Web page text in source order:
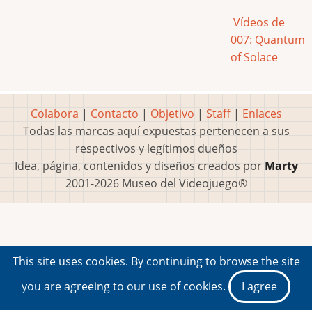
Vídeos de
007: Quantum
of Solace
Colabora | Contacto | Objetivo | Staff| Enlaces
Todas las marcas aquí expuestas pertenecen a sus
respectivos y legítimos dueños
Idea, página, contenidos y diseños creados por Marty
2001-2026 Museo del Videojuego®
This site uses cookies. By continuing to browse the site
you are agreeing to our use of cookies.
I agree